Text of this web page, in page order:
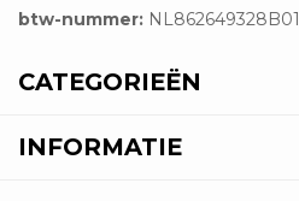
btw-nummer: NL862649328B01
CATEGORIEËN
INFORMATIE